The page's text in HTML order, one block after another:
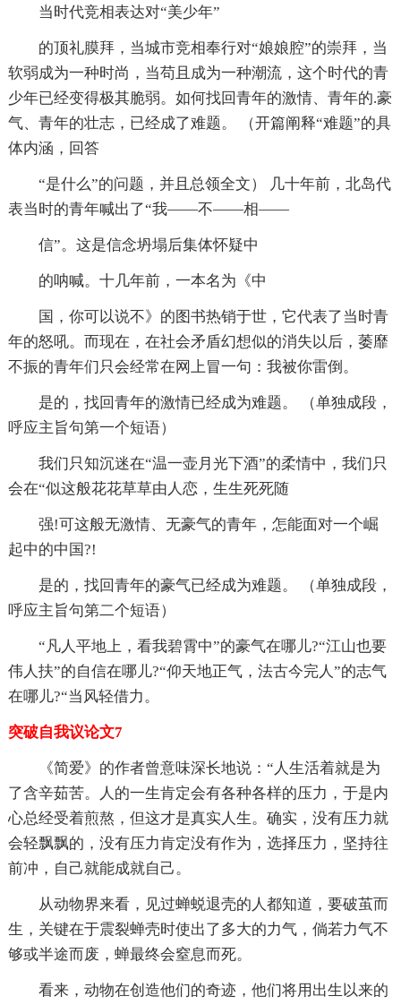
当时代竞相表达对“美少年”
的顶礼膜拜，当城市竞相奉行对“娘娘腔”的崇拜，当
软弱成为一种时尚，当苟且成为一种潮流，这个时代的青
少年已经变得极其脆弱。如何找回青年的激情、青年的.豪
气、青年的壮志，已经成了难题。 （开篇阐释“难题”的具
体内涵，回答
“是什么”的问题，并且总领全文） 几十年前，北岛代
表当时的青年喊出了“我——不——相——
信”。这是信念坍塌后集体怀疑中
的呐喊。十几年前，一本名为《中
国，你可以说不》的图书热销于世，它代表了当时青
年的怒吼。而现在，在社会矛盾幻想似的消失以后，萎靡
不振的青年们只会经常在网上冒一句：我被你雷倒。
是的，找回青年的激情已经成为难题。 （单独成段，
呼应主旨句第一个短语）
我们只知沉迷在“温一壶月光下酒”的柔情中，我们只
会在“似这般花花草草由人恋，生生死死随
强!可这般无激情、无豪气的青年，怎能面对一个崛
起中的中国?!
是的，找回青年的豪气已经成为难题。 （单独成段，
呼应主旨句第二个短语）
“凡人平地上，看我碧霄中”的豪气在哪儿?“江山也要
伟人扶”的自信在哪儿?“仰天地正气，法古今完人”的志气
在哪儿?“当风轻借力。
突破自我议论文7
《简爱》的作者曾意味深长地说：“人生活着就是为
了含辛茹苦。人的一生肯定会有各种各样的压力，于是内
心总经受着煎熬，但这才是真实人生。确实，没有压力就
会轻飘飘的，没有压力肯定没有作为，选择压力，坚持往
前冲，自己就能成就自己。
从动物界来看，见过蝉蜕退壳的人都知道，要破茧而
生，关键在于震裂蝉壳时使出了多大的力气，倘若力气不
够或半途而废，蝉最终会窒息而死。
看来，动物在创造他们的奇迹，他们将用出生以来的